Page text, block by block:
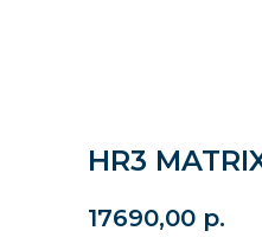
HR3
17690,00 р.